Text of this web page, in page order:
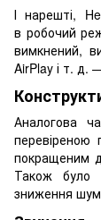
І нарешті,
в робочий
вимкнений,
AirPlay і т. д.
Аналогова
перевіреною
покращеним
Також було
зниження